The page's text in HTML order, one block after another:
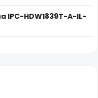
HDW1839T-A-IL-